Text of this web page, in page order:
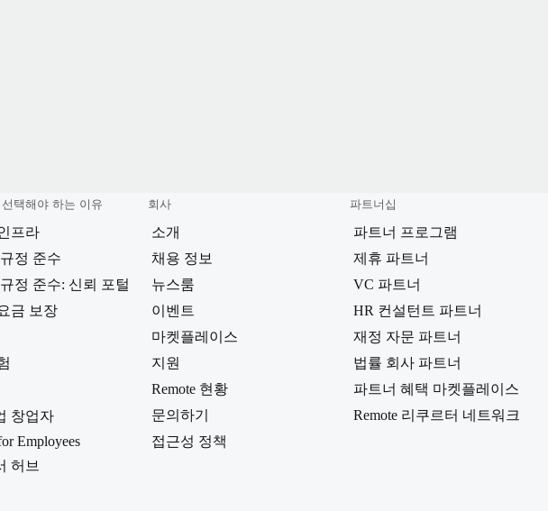
택해야 하는 이유
프라
정 준수
정 준수: 신뢰 포털
금 보장
창업자
Employees
허브
회사
소개
채용 정보
뉴스룸
이벤트
마켓플레이스
지원
Remote 현황
문의하기
접근성 정책
파트너십
파트너 프로그램
제휴 파트너
VC 파트너
HR 컨설턴트 파트너
재정 자문 파트너
법률 회사 파트너
파트너 혜택 마켓플레이스
Remote 리쿠르터 네트워크